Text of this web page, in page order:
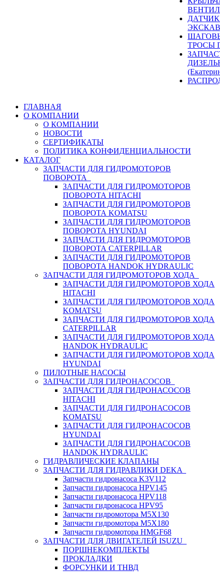
ТРОСЫ
ГЛАВНАЯ
О КОМПАНИИ
О КОМПАНИИ
НОВОСТИ
СЕРТИФИКАТЫ
ПОЛИТИКА КОНФИДЕНЦИАЛЬНОСТИ
КАТАЛОГ
ЗАПЧАСТИ ДЛЯ ГИДРОМОТОРОВ
ПОВОРОТА
ЗАПЧАСТИ ДЛЯ ГИДРОМОТОРОВ
ПОВОРОТА HITACHI
ЗАПЧАСТИ ДЛЯ ГИДРОМОТОРОВ
ПОВОРОТА KOMATSU
ЗАПЧАСТИ ДЛЯ ГИДРОМОТОРОВ
ПОВОРОТА HYUNDAI
ЗАПЧАСТИ ДЛЯ ГИДРОМОТОРОВ
ПОВОРОТА CATERPILLAR
ЗАПЧАСТИ ДЛЯ ГИДРОМОТОРОВ
ПОВОРОТА HANDOK HYDRAULIC
ЗАПЧАСТИ ДЛЯ ГИДРОМОТОРОВ ХОДА
ЗАПЧАСТИ ДЛЯ ГИДРОМОТОРОВ ХОДА
HITACHI
ЗАПЧАСТИ ДЛЯ ГИДРОМОТОРОВ ХОДА
KOMATSU
ЗАПЧАСТИ ДЛЯ ГИДРОМОТОРОВ ХОДА
CATERPILLAR
ЗАПЧАСТИ ДЛЯ ГИДРОМОТОРОВ ХОДА
HANDOK HYDRAULIC
ЗАПЧАСТИ ДЛЯ ГИДРОМОТОРОВ ХОДА
HYUNDAI
ПИЛОТНЫЕ НАСОСЫ
ЗАПЧАСТИ ДЛЯ ГИДРОНАСОСОВ
ЗАПЧАСТИ ДЛЯ ГИДРОНАСОСОВ
HITACHI
ЗАПЧАСТИ ДЛЯ ГИДРОНАСОСОВ
KOMATSU
ЗАПЧАСТИ ДЛЯ ГИДРОНАСОСОВ
HYUNDAI
ЗАПЧАСТИ ДЛЯ ГИДРОНАСОСОВ
HANDOK HYDRAULIC
ГИДРАВЛИЧЕСКИЕ КЛАПАНЫ
ЗАПЧАСТИ ДЛЯ ГИДРАВЛИКИ DEKA
Запчасти гидронасоса K3V112
Запчасти гидронасоса HPV145
Запчасти гидронасоса HPV118
Запчасти гидронасоса HPV95
Запчасти гидромотора M5X130
Запчасти гидромотора M5X180
Запчасти гидромотора HMGF68
ЗАПЧАСТИ ДЛЯ ДВИГАТЕЛЕЙ ISUZU
ПОРШНЕКОМПЛЕКТЫ
ПРОКЛАДКИ
ФОРСУНКИ И ТНВД